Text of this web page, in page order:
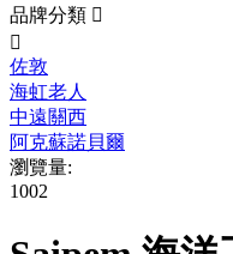
品牌分類 

佐敦
海虹老人
中遠關西
阿克蘇諾貝爾
瀏覽量:
1002